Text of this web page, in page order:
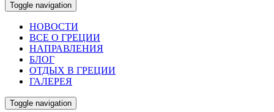
Toggle navigation
НОВОСТИ
ВСЕ О ГРЕЦИИ
НАПРАВЛЕНИЯ
БЛОГ
ОТДЫХ В ГРЕЦИИ
ГАЛЕРЕЯ
Toggle navigation